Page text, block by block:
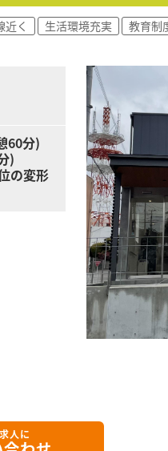
がら今もなお成長を続け
の状況を深く理解していま
ート体制が非常に充実して
適切な条件が提示される
目指すことが可能な環境
かり支給されるため安心で
近く 生活環境充実 教育制
60分)
)
の変形
人に